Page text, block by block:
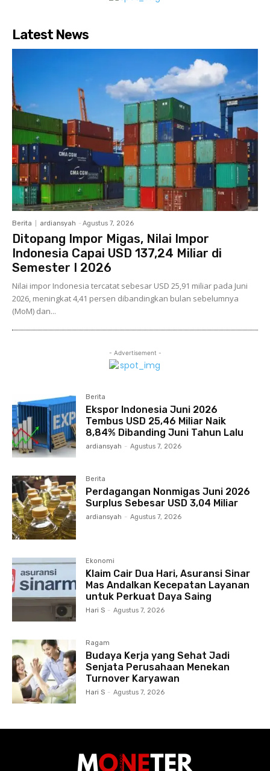
Latest News
Berita ardiansyah - Agustus 7, 2026
Ditopang Impor Migas, Nilai Impor
Indonesia Capai USD 137,24 Miliar di
Semester I 2026
Nilai impor Indonesia tercatat sebesar USD 25,91 miliar pada Juni
2026, meningkat 4,41 persen dibandingkan bulan sebelumnya
(MoM) dan...
- Advertisement -
Berita
Ekspor Indonesia Juni 2026
Tembus USD 25,46 Miliar Naik
8,84% Dibanding Juni Tahun Lalu
ardiansyah - Agustus 7, 2026
Berita
Perdagangan Nonmigas Juni 2026
Surplus Sebesar USD 3,04 Miliar
ardiansyah - Agustus 7, 2026
Ekonomi
Klaim Cair Dua Hari, Asuransi Sinar
Mas Andalkan Kecepatan Layanan
untuk Perkuat Daya Saing
Hari S - Agustus 7, 2026
Ragam
Budaya Kerja yang Sehat Jadi
Senjata Perusahaan Menekan
Turnover Karyawan
Hari S - Agustus 7, 2026